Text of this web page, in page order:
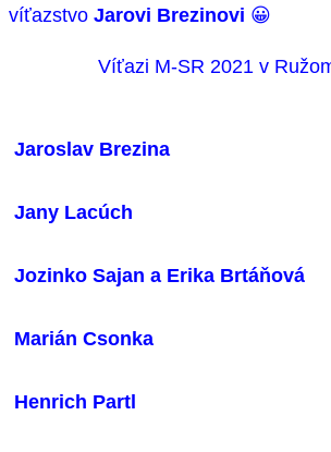
víťazstvo Jarovi Brezinovi 😀
Víťazi M-SR 2021 v
1.
Jaroslav Brezina
2.
Jany Lacúch
3.
Jozinko Sajan a Erika Brtáňová
4.
Marián Csonka
5.
Henrich Partl
6.